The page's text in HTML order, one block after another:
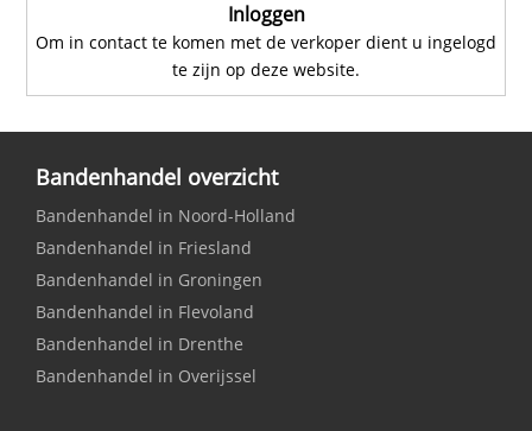
Inloggen
Om in contact te komen met de verkoper dient u ingelogd
te zijn op deze website.
Bandenhandel overzicht
Bandenhandel in Noord-Holland
Bandenhandel in Friesland
Bandenhandel in Groningen
Bandenhandel in Flevoland
Bandenhandel in Drenthe
Bandenhandel in Overijssel